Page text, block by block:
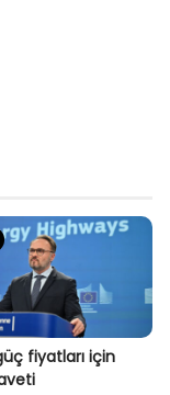
fiyatları için